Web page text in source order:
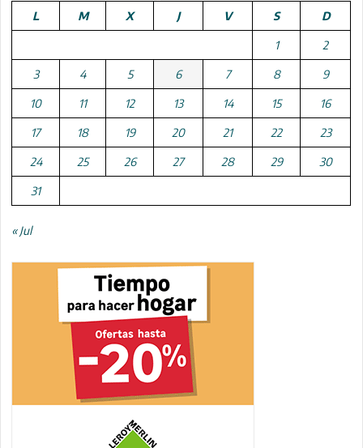
L
M X J V S D
1 2
3 4 5 6 7 8 9
10 11 12 13 14 15 16
17 18 19 20 21 22 23
24 25 26 27 28 29 30
31
« Jul